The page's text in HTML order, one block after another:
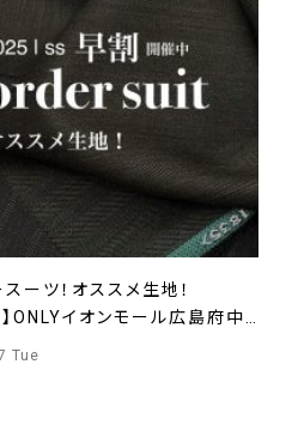
スーツ！オススメ生地！
ONLYイオンモール広島府中
Tue